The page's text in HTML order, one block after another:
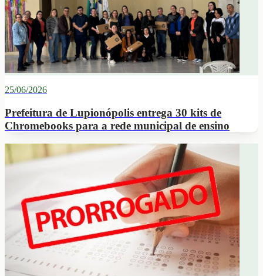
25/06/2026
Prefeitura de Lupionópolis entrega 30 kits de
Chromebooks para a rede municipal de ensino